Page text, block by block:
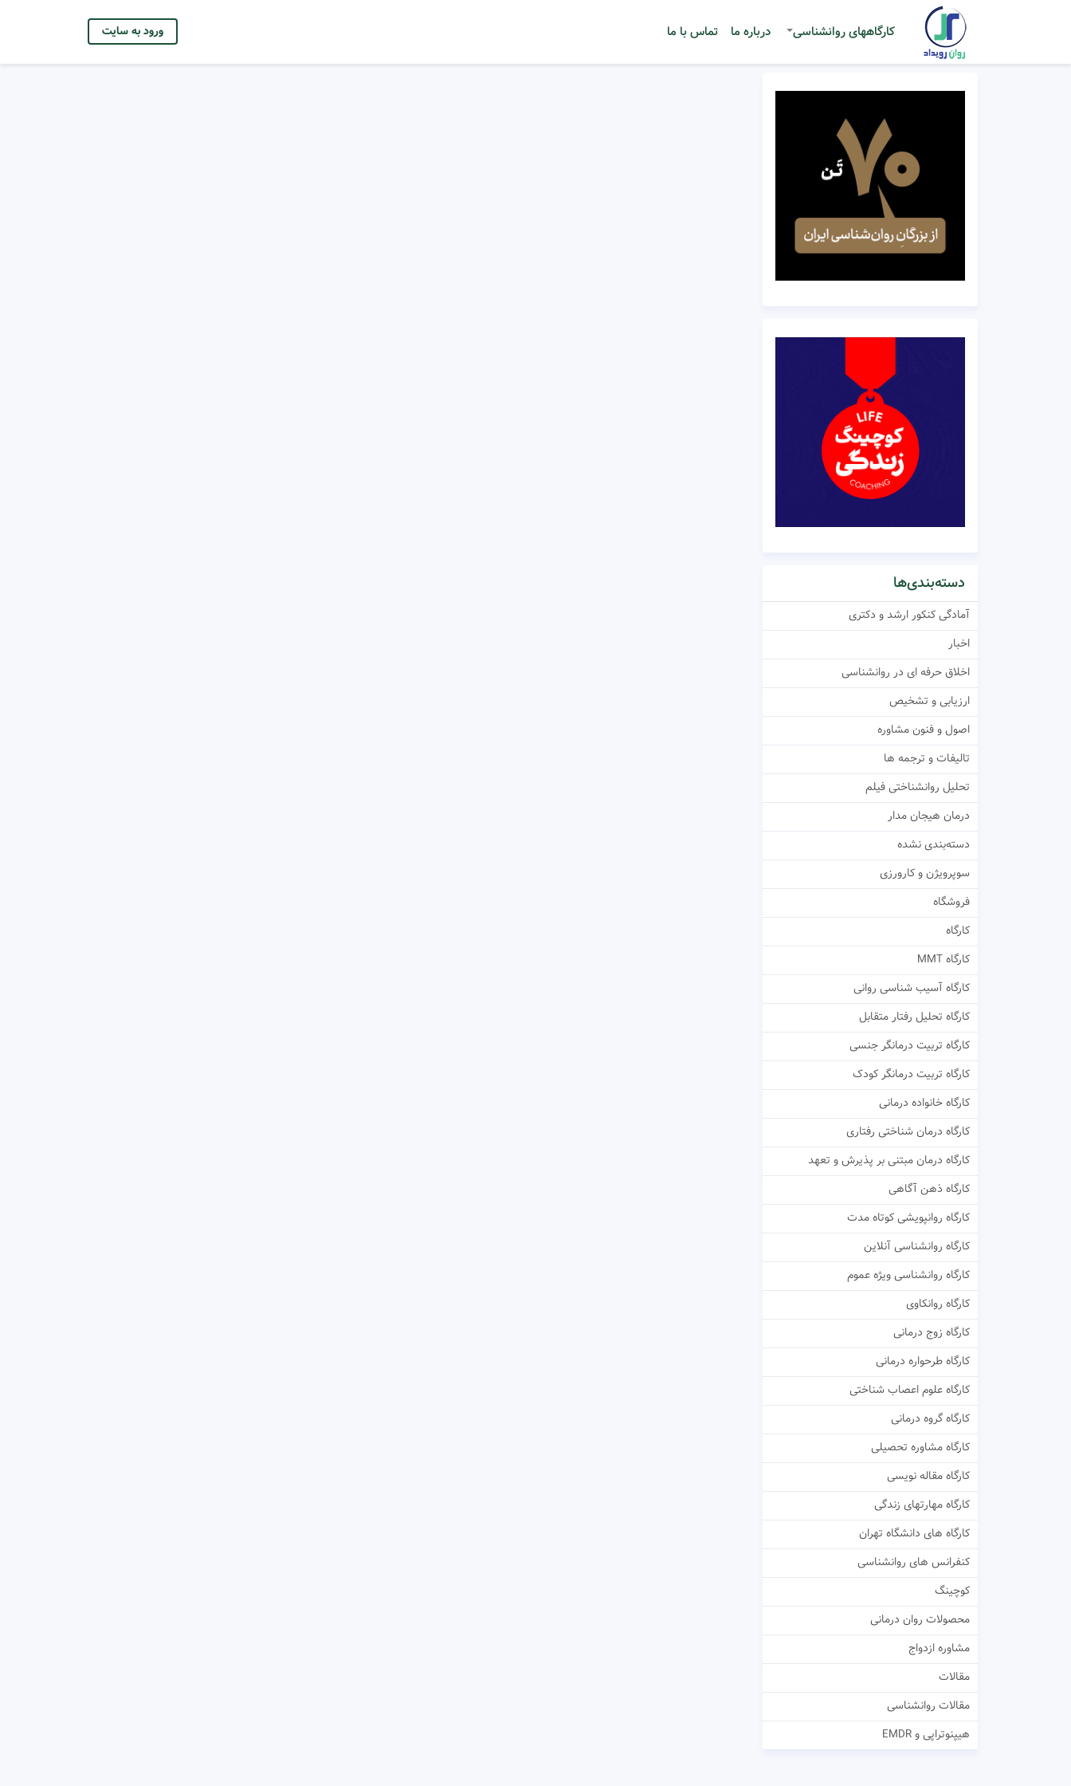
کارگاههای روانشناسی درباره ما تماس با ما ورود به سایت
دسته‌بندی‌ها
آمادگی کنکور ارشد و دکتری
اخبار
اخلاق حرفه ای در روانشناسی
ارزیابی و تشخیص
اصول و فنون مشاوره
تالیفات و ترجمه ها
تحلیل روانشناختی فیلم
درمان هیجان مدار
دسته‌بندی نشده
سوپرویژن و کارورزی
فروشگاه
کارگاه
کارگاه MMT
کارگاه آسیب شناسی روانی
کارگاه تحلیل رفتار متقابل
کارگاه تربیت درمانگر جنسی
کارگاه تربیت درمانگر کودک
کارگاه خانواده درمانی
کارگاه درمان شناختی رفتاری
کارگاه درمان مبتنی بر پذیرش و تعهد
کارگاه ذهن آگاهی
کارگاه روانپویشی کوتاه مدت
کارگاه روانشناسی آنلاین
کارگاه روانشناسی ویژه عموم
کارگاه روانکاوی
کارگاه زوج درمانی
کارگاه طرحواره درمانی
کارگاه علوم اعصاب شناختی
کارگاه گروه درمانی
کارگاه مشاوره تحصیلی
کارگاه مقاله نویسی
کارگاه مهارتهای زندگی
کارگاه های دانشگاه تهران
کنفرانس های روانشناسی
کوچینگ
محصولات روان درمانی
مشاوره ازدواج
مقالات
مقالات روانشناسی
هیپنوتراپی و EMDR